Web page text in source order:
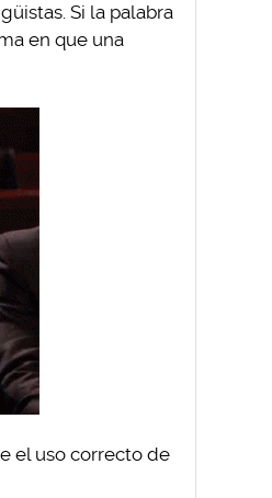
Si la palabra
en que una
el uso correcto de